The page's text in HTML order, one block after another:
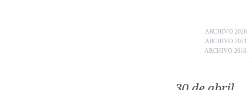
ARCHIVO 2026
ARCHIVO 2021
ARCHIVO 2016